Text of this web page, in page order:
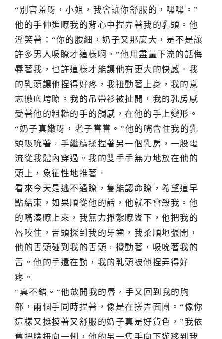
“別害羞呀，小姐，我會讓你舒服的，嘿嘿。”
他的手伸進瞭我的背心中捏弄著我的乳頭。他
淫笑著：“你的腰細，奶子又那麼大，是不是讓
許多男人吸瞭才這樣啊。”他用盡量下流的話侮
辱著我，也許這樣才能讓他有更大的快感。我
的乳頭讓他捏得好疼，我扭動著上身，我的意
志徹底垮瞭。我的吊帶衫被扯開，我的乳房感
受著他的粗糙的手的觸感，在他的手上變形。
“奶子真嫩呀，老子嘗嘗。”他的嘴含住我的乳
頭吸吮著，手繼續揉捏著另一個乳房，一股電
流從我體內穿過。我的雙手手無力地放在他的
頭上，象征性地推著。
看來今天是逃不過瞭，隻能認命瞭，希望這早
點結束，如果順從他的話，他就不會殺我。他
的嘴湊瞭上來，我無力掙紮瞭幾下，他把我的
唇咬住，舌頭探到我的牙齒，我柔順地張開，
他的舌頭碰到我的舌頭，攪動著，吸吮著我的
舌。他的手還在動，我的乳頭被他捏弄得好
疼。
“真不錯。”他放開我的唇，手又回到我的胸
部，兩個手同時捏著，像是在搓弄面團。“像你
這樣又挺摸著又舒服的奶子真是好貨色，”我依
舊把臉扭向一側，他的另一隻手向下遊移到我